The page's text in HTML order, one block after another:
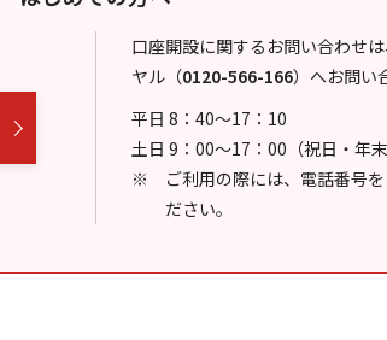
口座開設に関するお問い合わせ
ヤル （0120-566-166） へお問い
平日 8：40～17：10
土日 9：00～17：00（祝日・年末
ご利用の際には、電話番号
ださい。